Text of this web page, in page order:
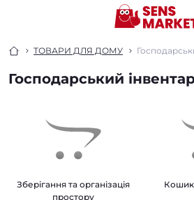
ТОВАРИ ДЛЯ ДОМУ
Господарський
Зберігання та організація
простору